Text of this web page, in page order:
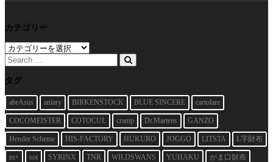
カテゴリー
カ
テ
ゴ
リ
タグ
abrAsus aniary BIRKENSTOCK BLUE SINCERE cartolare
COCOMEISTER COTOCUL cramp Dr.Martens GANZO
Hender Scheme HIS-FACTORY HUKURO JOGGO LITSTA L字財布
m+ sot SYRINX TNR WILDSWANS YUHAKU がま口財布